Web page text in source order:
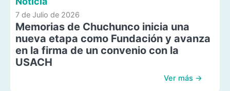
7 de Julio de 2026
Memorias de Chuchunco inicia una
nueva etapa como Fundación y avanza
en la firma de un convenio con la
USACH
Ver más →